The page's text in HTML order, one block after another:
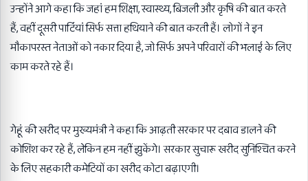
उन्होंने आगे कहा कि जहां हम शिक्षा,स्वास्थ्य,बिजली और कृषि की बात करते
हैं,वहीं दूसरी पार्टियां सिर्फ सत्ता हथियाने की बात करती हैं। लोगों ने इन
मौकापरस्त नेताओं को नकार दिया है,जो सिर्फ अपने परिवारों की भलाई के लिए
काम करते रहे हैं।
गेहूं की खरीद पर मुख्यमंत्री ने कहा कि आढ़ती सरकार पर दबाव डालने की
कोशिश कर रहे हैं,लेकिन हम नहीं झुकेंगे। सरकार सुचारू खरीद सुनिश्चित करने
के लिए सहकारी कमेटियों का खरीद कोटा बढ़ाएगी।